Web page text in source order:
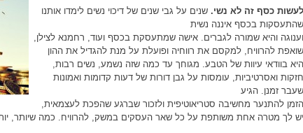
לעשות כסף זה לא נשי. שנים על גבי שנים של דיכוי נשים לימדו אותנו
שהתעסקות בכסף איננה נשית
וענוגה והיא שמורה לגברים. אישה שמתעסקת בכסף ועוד, רחמנא לצילן,
שואפת להרוויח, למקסם את רווחיה ופועלת על מנת להגדיל את ההון
היא בוודאי עיוות של הטבע. מגוחך עד כמה שזה נשמע, נשים רבות,
חזקות ואסרטיביות, עומסות על גבן דורות של דעות קדומות ואמונות
שעבר זמנן. הגיע
הזמן להתנער מחשיבה סטריאוטיפית ולזכור שברגע שהפכת לעצמאית,
יש לך מטרה אחת משותפת על כל שאר העסקים במשק, להרוויח. כמה שיותר,